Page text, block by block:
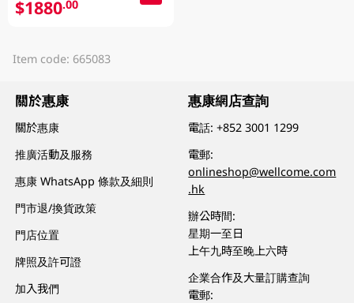
$1880.00
Item code: 665083
關於惠康
關於惠康
推廣活動及服務
惠康 WhatsApp 條款及細則
門市退/換貨政策
門店位置
牌照及許可證
加入我們
惠康網店查詢
電話:+852 3001 1299
電郵:
onlineshop@wellcome.com
.hk
辦公時間:
星期一至日
上午九時至晚上六時
企業合作及大量訂購查詢
電郵: